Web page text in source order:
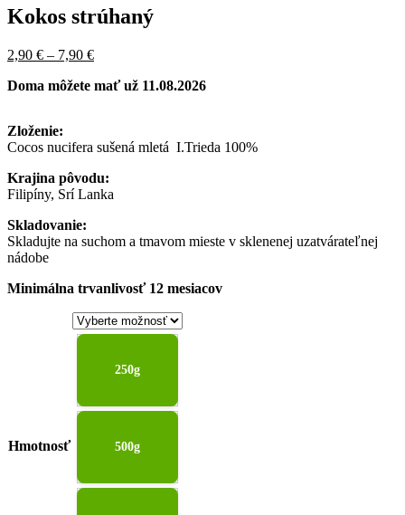
Kokos strúhaný
Pôvodná
bola:
9,00 €Price
range:
through
9,00 €.
2,90 € – 7,90 €Price
2,90 €
Aktuálna
je:
range:
through
7,90 €.
Doma môžete mať už 11.08.2026
Zloženie:
Cocos nucifera sušená mletá I.Trieda 100%
Krajina pôvodu:
Filipíny, Srí Lanka
Skladovanie:
Skladujte na suchom a tmavom mieste v sklenenej uzatvárateľnej
nádobe
Minimálna trvanlivosť 12 mesiacov
Hmotnosť
250g
500g